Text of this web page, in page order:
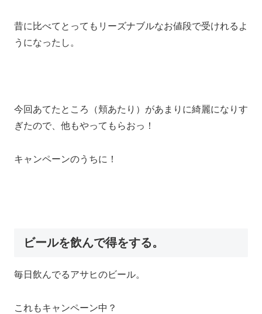
昔に比べてとってもリーズナブルなお値段で受けれるよ
うになったし。
今回あてたところ（頬あたり）があまりに綺麗になりす
ぎたので、他もやってもらおっ！
キャンペーンのうちに！
ビールを飲んで得をする。
毎日飲んでるアサヒのビール。
これもキャンペーン中？